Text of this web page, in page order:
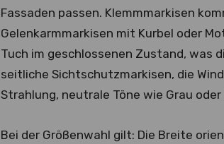
Fassaden passen. Klemmmarkisen
Gelenkarmmarkisen mit Kurbel oder
Tuch im geschlossenen Zustand, was
seitliche Sichtschutzmarkisen, die
Strahlung, neutrale Töne wie Grau
Bei der Größenwahl gilt: Die Breite